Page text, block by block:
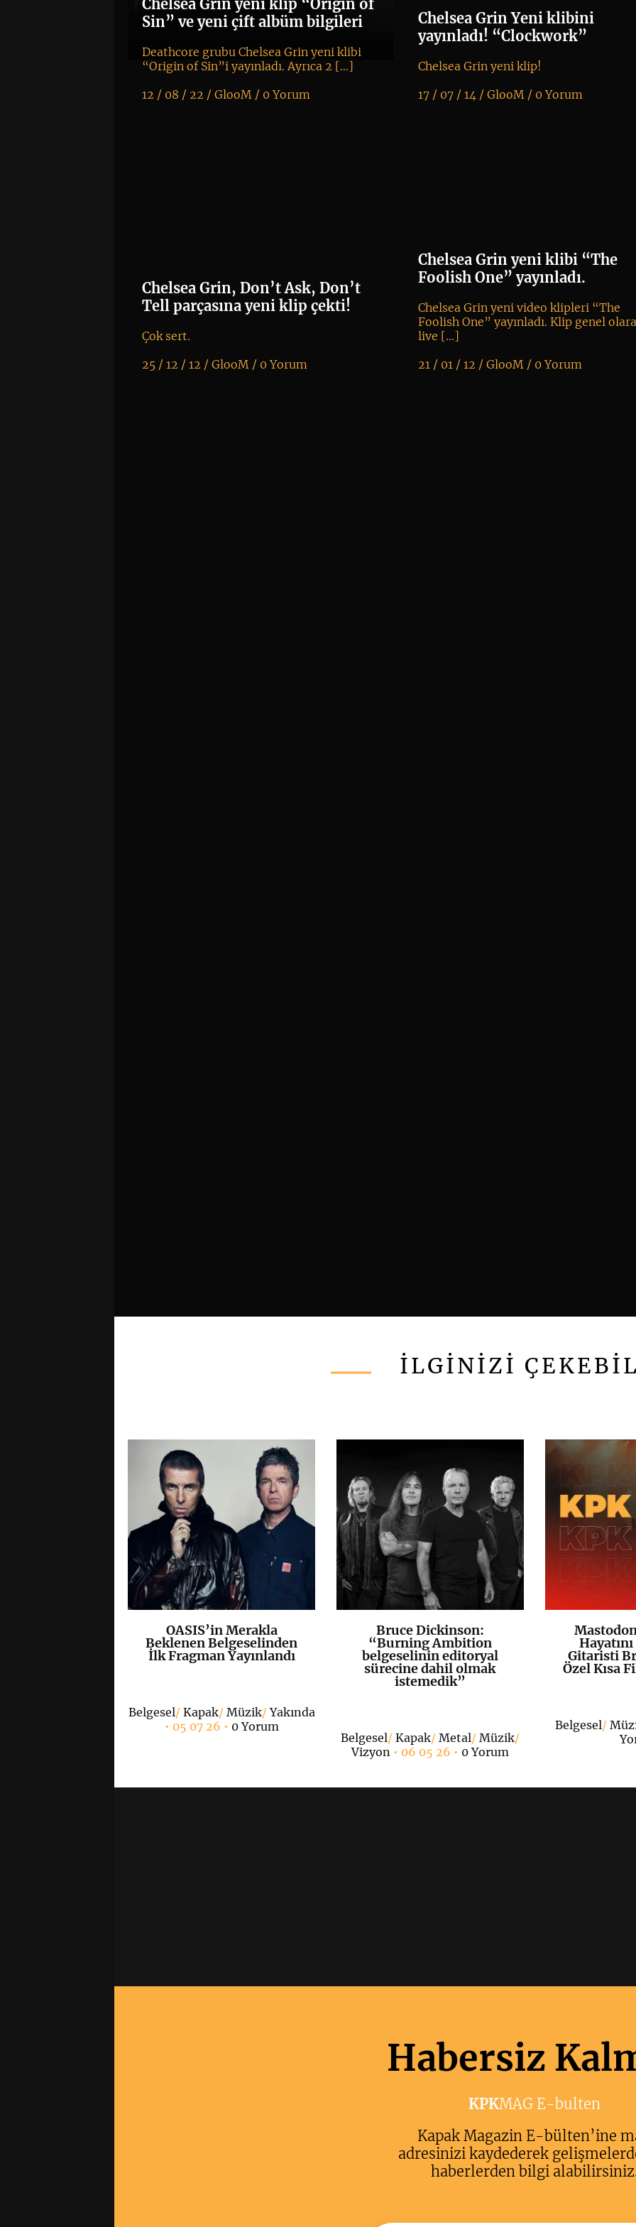
Chelsea Grin yeni klip “Origin of
Sin” ve yeni çift albüm bilgileri
Deathcore grubu Chelsea Grin yeni klibi
“Origin of Sin”i yayınladı. Ayrıca 2 […]
12 / 08 / 22 /GlooM / 0 Yorum
Chelsea Grin Yeni klibini
yayınladı! “Clockwork”
Chelsea Grin yeni klip!
17 / 07 / 14 /GlooM / 0 Yorum
Chelsea Grin, Don’t Ask, Don’t
Tell parçasına yeni klip çekti!
Çok sert.
25 / 12 / 12 /GlooM / 0 Yorum
Chelsea Grin yeni klibi “The
Foolish One” yayınladı.
Chelsea Grin yeni video klipleri “The
Foolish One” yayınladı. Klip genel
live […]
21 / 01 / 12 /GlooM / 0 Yorum
İLGİNİZİ
K+
OASIS’in Merakla
Beklenen Belgeselinden
İlk Fragman Yayınlandı
Belgesel/ Kapak/ Müzik/Yakında
• 05 07 26 • 0 Yorum
K+
Bruce Dickinson:
“Burning Ambition
belgeselinin editoryal
sürecine dahil olmak
istemedik”
Belgesel/ Kapak/ Metal/ Müzik/
Vizyon• 06 05 26 • 0 Yorum
Gitaristi
Özel Kısa
Belgesel/
Habersiz
KPKMAG E-bulten
Kapak Magazin E-bülten’ine
adresinizi kaydederek
haberlerden bilgi